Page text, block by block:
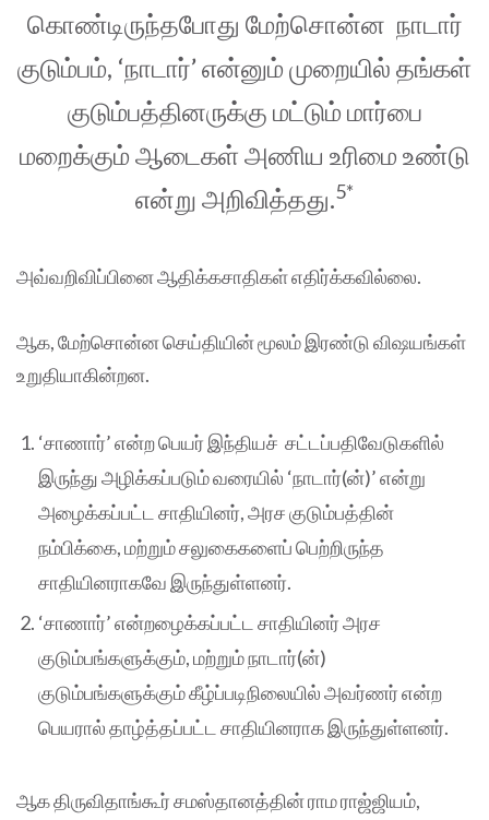
கொண்டிருந்தபோது மேற்சொன்ன நாடார்
குடும்பம், ‘நாடார்’ என்னும் முறையில் தங்கள்
குடும்பத்தினருக்கு மட்டும் மார்பை
மறைக்கும் ஆடைகள் அணிய உரிமை உண்டு
என்று அறிவித்தது.5*
அவ்வறிவிப்பினை ஆதிக்கசாதிகள் எதிர்க்கவில்லை.
ஆக, மேற்சொன்ன செய்தியின் மூலம் இரண்டு விஷயங்கள்
உறுதியாகின்றன.
‘சாணார்’ என்ற பெயர் இந்தியச் சட்டப்பதிவேடுகளில்
இருந்து அழிக்கப்படும் வரையில் ‘நாடார்(ன்)’ என்று
அழைக்கப்பட்ட சாதியினர், அரச குடும்பத்தின்
நம்பிக்கை, மற்றும் சலுகைகளைப் பெற்றிருந்த
சாதியினராகவே இருந்துள்ளனர்.
‘சாணார்’ என்றழைக்கப்பட்ட சாதியினர் அரச
குடும்பங்களுக்கும், மற்றும் நாடார்(ன்)
குடும்பங்களுக்கும் கீழ்ப்படிநிலையில் அவர்ணர் என்ற
பெயரால் தாழ்த்தப்பட்ட சாதியினராக இருந்துள்ளனர்.
ஆக திருவிதாங்கூர் சமஸ்தானத்தின் ராம ராஜ்ஜியம்,